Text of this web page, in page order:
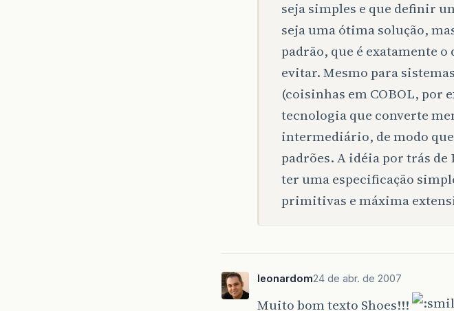
seja simples e que definir
seja uma ótima solução,
padrão, que é exatamente o
evitar. Mesmo para
(coisinhas em COBOL, por
tecnologia que converte
intermediário, de modo
padrões. A idéia por trás de
ter uma especificação
primitivas e máxima
leonardom24 de abr. de 2007
Muito bom texto Shoes!!!